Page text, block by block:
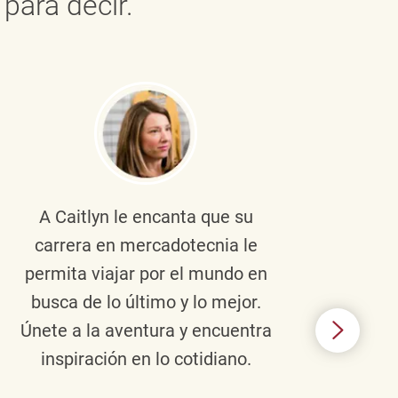
A Caitlyn le encanta que su
carrera en mercadotecnia le
permita viajar por el mundo en
busca de lo último y lo mejor.
Únete a la aventura y encuentra
inspiración en lo cotidiano.